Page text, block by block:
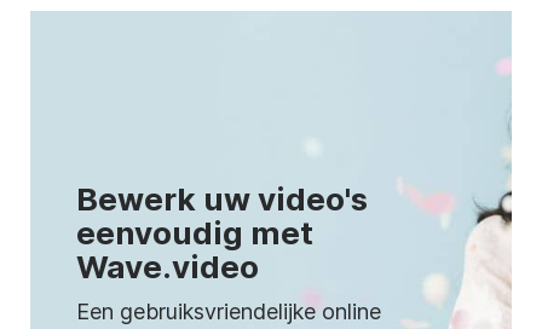
Bewerk uw video's
eenvoudig met
Wave.video
Een gebruiksvriendelijke online